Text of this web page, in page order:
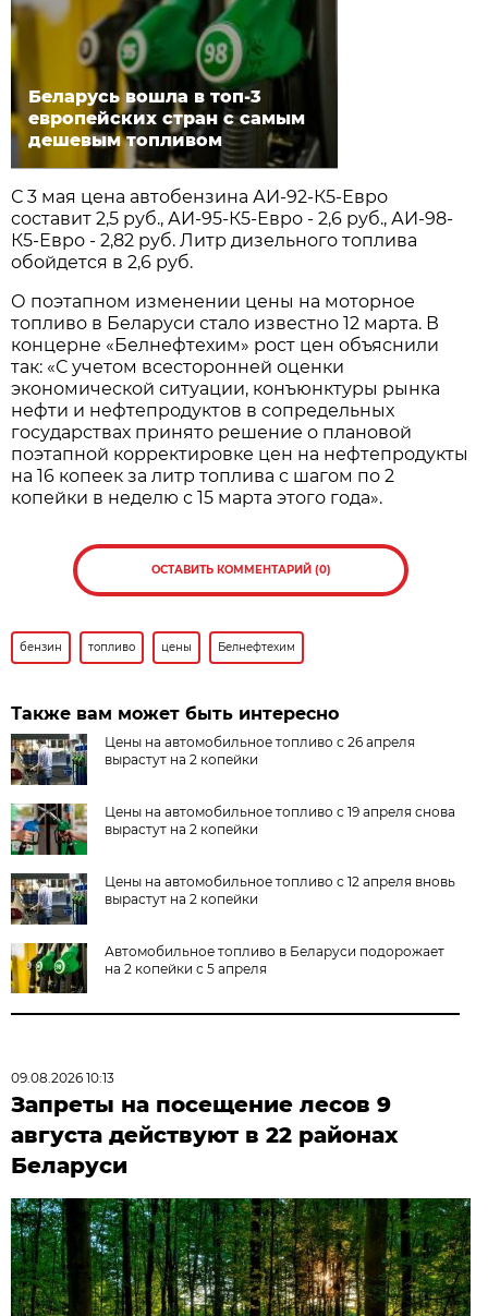
Беларусь вошла в топ-3
европейских стран с самым
дешевым топливом
С 3 мая цена автобензина АИ-92-К5-Евро
составит 2,5 руб., АИ-95-К5-Евро - 2,6 руб., АИ-98-
К5-Евро - 2,82 руб. Литр дизельного топлива
обойдется в 2,6 руб.
О поэтапном изменении цены на моторное
топливо в Беларуси стало известно 12 марта. В
концерне «Белнефтехим» рост цен объяснили
так: «С учетом всесторонней оценки
экономической ситуации, конъюнктуры рынка
нефти и нефтепродуктов в сопредельных
государствах принято решение о плановой
поэтапной корректировке цен на нефтепродукты
на 16 копеек за литр топлива с шагом по 2
копейки в неделю с 15 марта этого года».
ОСТАВИТЬ КОММЕНТАРИЙ (0)
бензин топливо цены Белнефтехим
Также вам может быть интересно
Цены на автомобильное топливо с 26 апреля
вырастут на 2 копейки
Цены на автомобильное топливо с 19 апреля снова
вырастут на 2 копейки
Цены на автомобильное топливо с 12 апреля вновь
вырастут на 2 копейки
Автомобильное топливо в Беларуси подорожает
на 2 копейки с 5 апреля
09.08.2026 10:13
Запреты на посещение лесов 9
августа действуют в 22 районах
Беларуси